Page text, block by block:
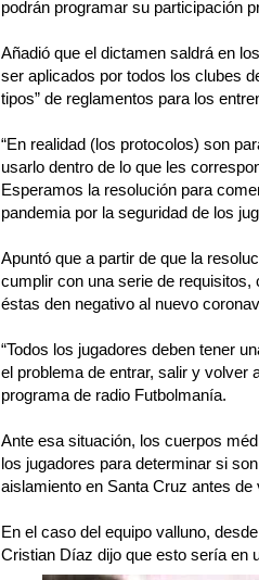
podrán programar su participación
Añadió que el dictamen saldrá en
ser aplicados por todos los clubes
tipos” de reglamentos para los
“En realidad (los protocolos) son
usarlo dentro de lo que les
Esperamos la resolución para
pandemia por la seguridad de los
Apuntó que a partir de que la
cumplir con una serie de
éstas den negativo al nuevo
“Todos los jugadores deben tener
el problema de entrar, salir y volver
programa de radio Futbolmanía.
Ante esa situación, los cuerpos
los jugadores para determinar si
aislamiento en Santa Cruz antes
En el caso del equipo valluno,
Cristian Díaz dijo que esto sería en